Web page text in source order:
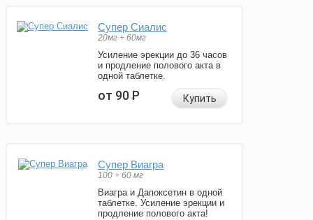
Супер Сиалис
20мг + 60мг
Усиление эрекции до 36 часов
и продление полового акта в
одной таблетке.
от 90Р Купить
Супер Виагра
100 + 60 мг
Виагра и Дапоксетин в одной
таблетке. Усиление эрекции и
продление полового акта!